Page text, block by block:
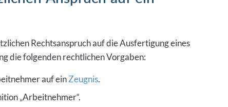
Rechtsanspruch auf die Ausfertigung eines
die folgenden rechtlichen Vorgaben:
auf einZeugnis
„Arbeitnehmer“.